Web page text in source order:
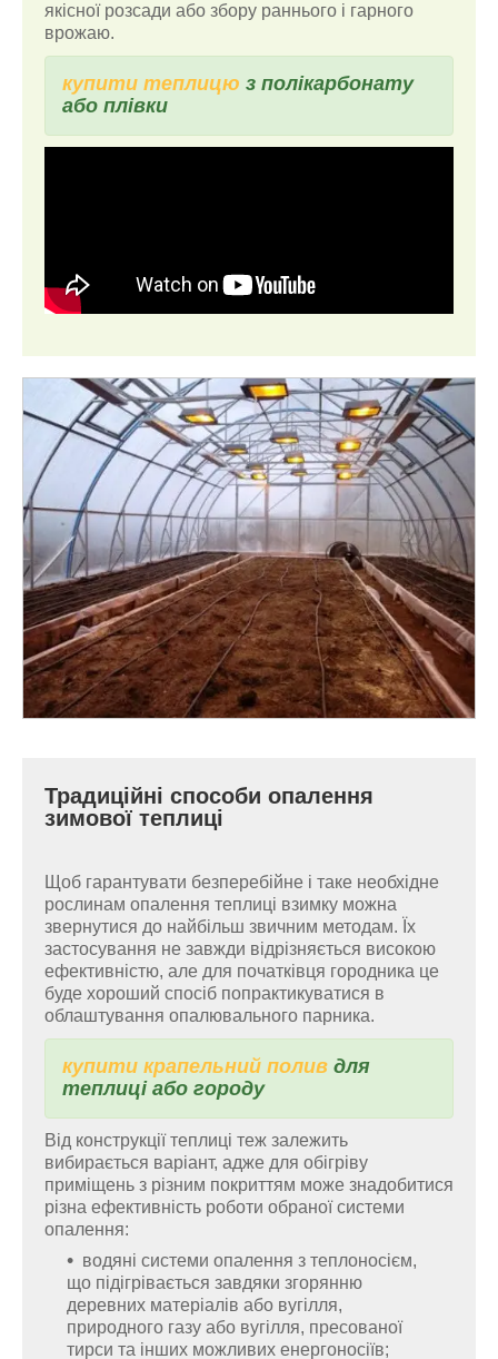
якісної розсади або збору раннього і гарного
врожаю.
купити теплицю з полікарбонату
або плівки
Традиційні способи опалення
зимової теплиці
Щоб гарантувати безперебійне і таке необхідне
рослинам опалення теплиці взимку можна
звернутися до найбільш звичним методам. Їх
застосування не завжди відрізняється високою
ефективністю, але для початківця городника це
буде хороший спосіб попрактикуватися в
облаштування опалювального парника.
купити крапельний полив для
теплиці або городу
Від конструкції теплиці теж залежить
вибирається варіант, адже для обігріву
приміщень з різним покриттям може знадобитися
різна ефективність роботи обраної системи
опалення:
водяні системи опалення з теплоносієм,
що підігрівається завдяки згорянню
деревних матеріалів або вугілля,
природного газу або вугілля, пресованої
тирси та інших можливих енергоносіїв;